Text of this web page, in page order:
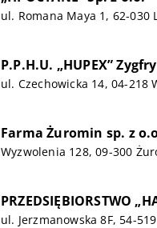
ul. Romana Maya 1, 62-030
P.P.H.U. „HUPEX”
ul. Czechowicka 14, 04-218
Farma Żuromin sp. z
Wyzwolenia 128, 09-300
PRZEDSIĘBIORSTWO
ul. Jerzmanowska 8F, 54-